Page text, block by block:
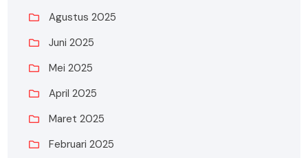
Agustus 2025
Juni 2025
Mei 2025
April 2025
Maret 2025
Februari 2025